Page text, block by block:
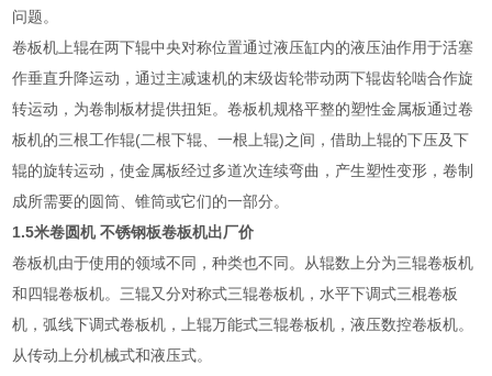
问题。
卷板机上辊在两下辊中央对称位置通过液压缸内的液压油作用于活塞
作垂直升降运动，通过主减速机的末级齿轮带动两下辊齿轮啮合作旋
转运动，为卷制板材提供扭矩。卷板机规格平整的塑性金属板通过卷
板机的三根工作辊(二根下辊、一根上辊)之间，借助上辊的下压及下
辊的旋转运动，使金属板经过多道次连续弯曲，产生塑性变形，卷制
成所需要的圆筒、锥筒或它们的一部分。
1.5米卷圆机 不锈钢板卷板机出厂价
卷板机由于使用的领域不同，种类也不同。从辊数上分为三辊卷板机
和四辊卷板机。三辊又分对称式三辊卷板机，水平下调式三棍卷板
机，弧线下调式卷板机，上辊万能式三辊卷板机，液压数控卷板机。
从传动上分机械式和液压式。